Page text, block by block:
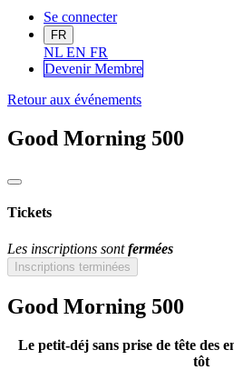
Se connecter
FR
NL EN FR
Devenir Membre
Retour aux événements
Good Morning 500
Tickets
Les inscriptions sontfermées
Inscriptions terminées
Good Morning 500
Le petit-déj sans prise de tête des
tôt